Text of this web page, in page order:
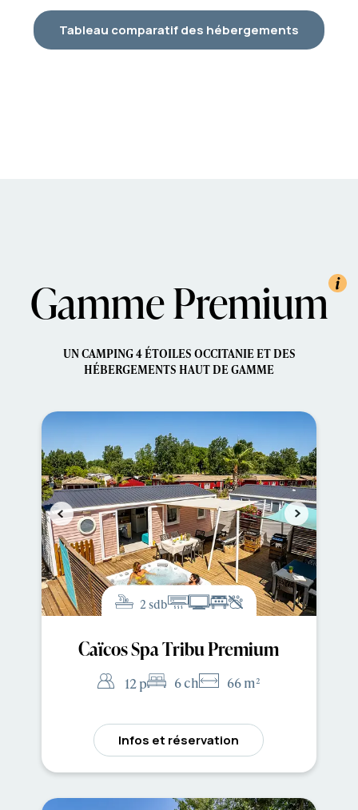
Tableau comparatif des hébergements
Gamme Premium
UN CAMPING 4 ÉTOILES OCCITANIE ET DES
HÉBERGEMENTS HAUT DE GAMME
2 sdb
Caïcos Spa Tribu Premium
12 p 6 ch 66 m²
Infos et réservation
CLIMATISATION